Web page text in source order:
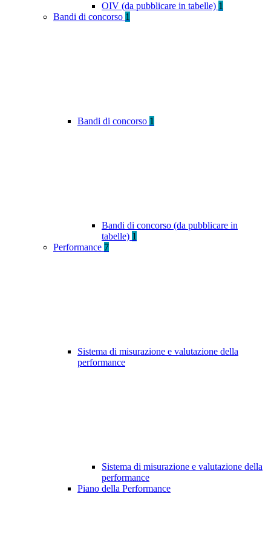
OIV (da pubblicare in tabelle) 1
Bandi di concorso 1
Bandi di concorso 1
Bandi di concorso (da pubblicare in
tabelle) 1
Performance 7
Sistema di misurazione e valutazione della
performance
Sistema di misurazione e valutazione della
performance
Piano della Performance